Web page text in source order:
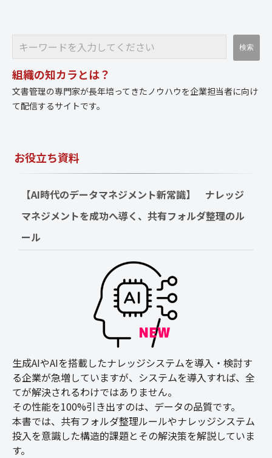
組織の知カラとは？
文書管理の専門家が長年培ってきたノウハウを企業担当者に向け
て配信するサイトです。
お役立ち資料
【AI時代のデータマネジメント新常識】　ナレッジ
マネジメントを成功へ導く、共有フォルダ整理のル
ール
生成AIやAIを搭載したナレッジシステムを導入・検討す
る企業が急増していますが、システムを導入すれば、全
てが解決されるわけではありません。
その性能を100%引き出すのは、データの品質です。
本書では、共有フォルダ整理ルールやナレッジシステム
投入を意識した構造的課題とその解決策を解説していま
す。